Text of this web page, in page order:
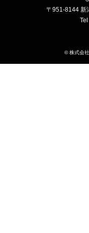
〒951-8144 新
©株式会